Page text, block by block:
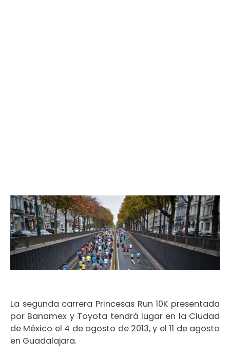
La segunda carrera Princesas Run 10K presentada
por Banamex y Toyota tendrá lugar en la Ciudad
de México el 4 de agosto de 2013, y el 11 de agosto
en Guadalajara.